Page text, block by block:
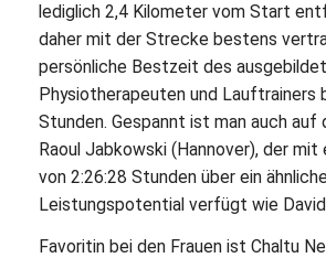
lediglich 2,4 Kilometer vom Start
daher mit der Strecke bestens
persönliche Bestzeit des
Physiotherapeuten und Lauftrainers
Stunden. Gespannt ist man auch
Raoul Jabkowski (Hannover), der
von 2:26:28 Stunden über ein
Leistungspotential verfügt wie David
Favoritin bei den Frauen ist Chaltu